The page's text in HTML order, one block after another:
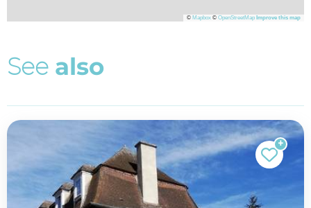
© Mapbox © OpenStreetMap Improve this map
See also